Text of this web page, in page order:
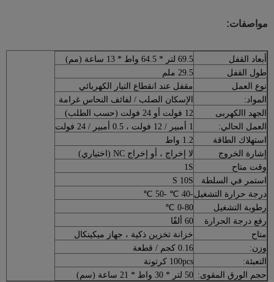
مواصفات:
أبعاد القفل
69.5 لتر * 64.5 واط * 13 ساعة (مم)
طول القفل
29.5 ملم
نوع العمل
مقفل عند انقطاع التيار الكهربائي
المواد:
الإسكان الصلب / لفائف النحاس غرامة
الجهد االكهربى
12 فولت أو 24 فولت (حسب الطلب)
العمل الحالي:
1 أمبير / 12 فولت ، 0.5 أمبير / 24 فولت
استهلاك الطاقة
1.2 واط
إشارة الخروج
لا إخراج ، أو إخراج NC (اختياري)
وقت متاح
1S
استمر في السلطة
S 10S
درجة حرارة التشغيل -40 ℃ -50 ℃
رطوبة التشغيل
0-80 ℃
رفع درجة الحرارة
60 ألفًا
متاح
خزانة تخزين ذكية ، جهاز ميكينكال
وزن:
0.16 كجم / قطعة
التعبئة:
100pcs كرتونة
حجم الورق المقوى: 50 لتر * 30 واط * 21 ساعة (سم)